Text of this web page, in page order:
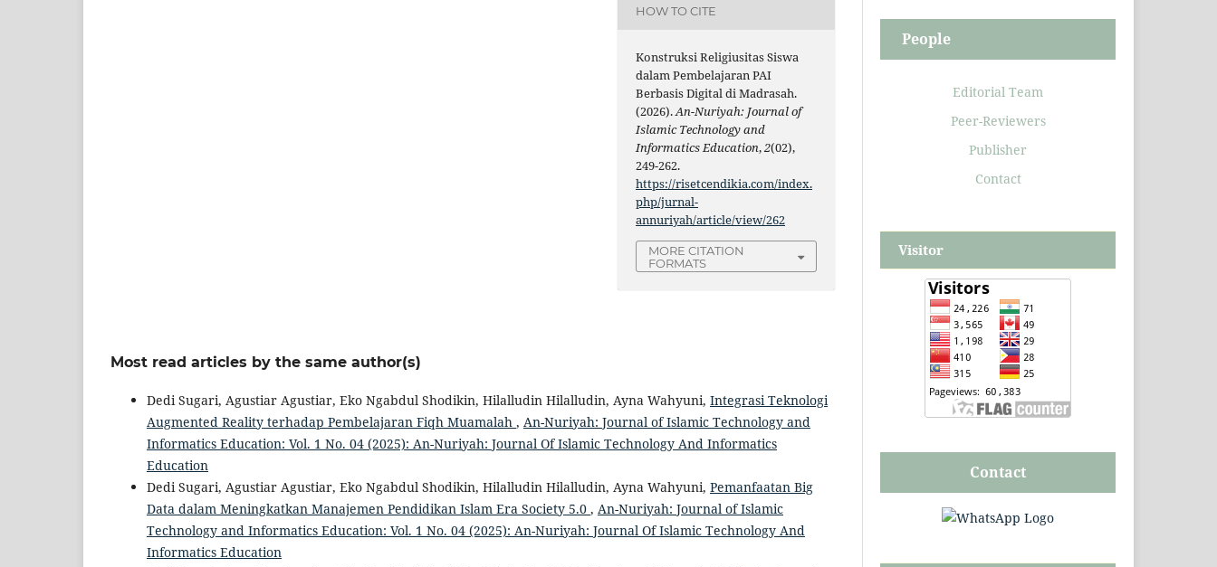
HOW TO CITE
Konstruksi Religiusitas Siswa
dalam Pembelajaran PAI
Berbasis Digital di Madrasah.
(2026).An-Nuriyah: Journal of
Islamic Technology and
Informatics Education,2(02),
249-262.
https://risetcendikia.com/index.
php/jurnal-
annuriyah/article/view/262
MORE CITATION
FORMATS
Most read articles by the same author(s)
Dedi Sugari, Agustiar Agustiar, Eko Ngabdul Shodikin, Hilalludin Hilalludin, Ayna Wahyuni, Integrasi Teknologi
Augmented Reality terhadap Pembelajaran Fiqh Muamalah , An-Nuriyah: Journal of Islamic Technology and
Informatics Education: Vol. 1 No. 04 (2025): An-Nuriyah: Journal Of Islamic Technology And Informatics
Education
Dedi Sugari, Agustiar Agustiar, Eko Ngabdul Shodikin, Hilalludin Hilalludin, Ayna Wahyuni, Pemanfaatan Big
Data dalam Meningkatkan Manajemen Pendidikan Islam Era Society 5.0 , An-Nuriyah: Journal of Islamic
Technology and Informatics Education: Vol. 1 No. 04 (2025): An-Nuriyah: Journal Of Islamic Technology And
Informatics Education
People
Editorial Team
Peer-Reviewers
Publisher
Contact
Visitor
Contact